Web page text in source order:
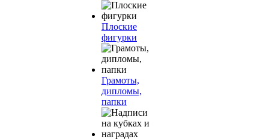
Плоские
фигурки
Грамоты,
дипломы,
папки